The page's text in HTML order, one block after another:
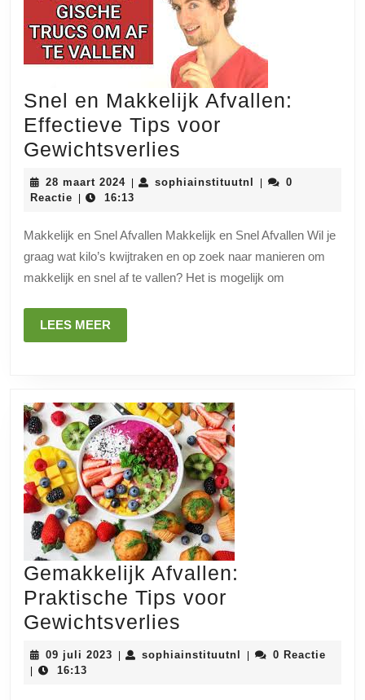
Snel en Makkelijk Afvallen:
Effectieve Tips voor
Gewichtsverlies
en
Effectieve
Tips
28 maart 202428
maart
sophiainstituutnl sophiainstituutnl
0
Reactie
16:13
Makkelijk en Snel Afvallen Makkelijk en Snel Afvallen Wil je
graag wat kilo’s kwijtraken en op zoek naar manieren om
makkelijk en snel af te vallen? Het is mogelijk om
LEES MEER
MEER
Gemakkelijk Afvallen:
Praktische Tips voor
Gewichtsverlies
Afvallen:
09 juli 2023 09
sophiainstituutnl sophiainstituutnl
0 Reactie
16:13